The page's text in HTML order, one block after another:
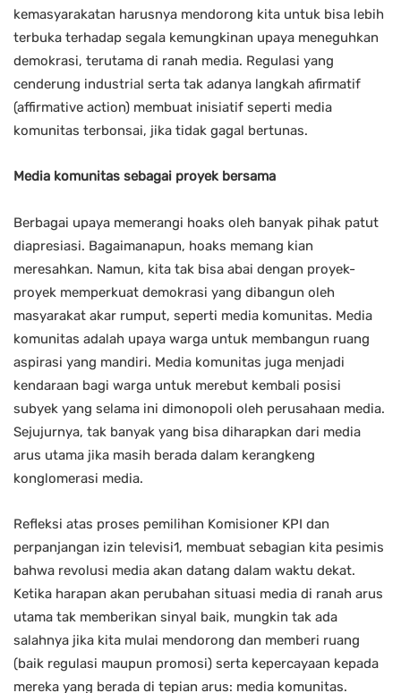
kemasyarakatan harusnya mendorong kita untuk bisa lebih
terbuka terhadap segala kemungkinan upaya meneguhkan
demokrasi, terutama di ranah media. Regulasi yang
cenderung industrial serta tak adanya langkah afirmatif
(affirmative action) membuat inisiatif seperti media
komunitas terbonsai, jika tidak gagal bertunas.
Media komunitas sebagai proyek bersama
Berbagai upaya memerangi hoaks oleh banyak pihak patut
diapresiasi. Bagaimanapun, hoaks memang kian
meresahkan. Namun, kita tak bisa abai dengan proyek-
proyek memperkuat demokrasi yang dibangun oleh
masyarakat akar rumput, seperti media komunitas. Media
komunitas adalah upaya warga untuk membangun ruang
aspirasi yang mandiri. Media komunitas juga menjadi
kendaraan bagi warga untuk merebut kembali posisi
subyek yang selama ini dimonopoli oleh perusahaan media.
Sejujurnya, tak banyak yang bisa diharapkan dari media
arus utama jika masih berada dalam kerangkeng
konglomerasi media.
Refleksi atas proses pemilihan Komisioner KPI dan
perpanjangan izin televisi1, membuat sebagian kita pesimis
bahwa revolusi media akan datang dalam waktu dekat.
Ketika harapan akan perubahan situasi media di ranah arus
utama tak memberikan sinyal baik, mungkin tak ada
salahnya jika kita mulai mendorong dan memberi ruang
(baik regulasi maupun promosi) serta kepercayaan kepada
mereka yang berada di tepian arus: media komunitas.